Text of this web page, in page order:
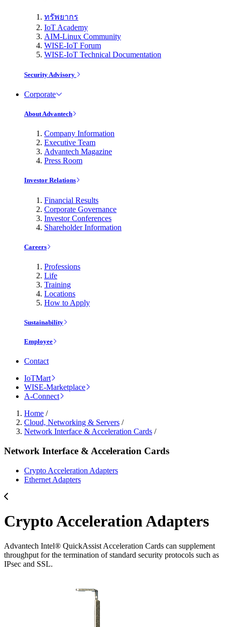
ทรัพยากร
IoT Academy
AIM-Linux Community
WISE-IoT Forum
WISE-IoT Technical Documentation
Security Advisory
Corporate
About Advantech
Company Information
Executive Team
Advantech Magazine
Press Room
Investor Relations
Financial Results
Corporate Governance
Investor Conferences
Shareholder Information
Careers
Professions
Life
Training
Locations
How to Apply
Sustainability
Employee
Contact
IoTMart
WISE-Marketplace
A-Connect
Home /
Cloud, Networking & Servers /
Network Interface & Acceleration Cards /
Network Interface & Acceleration Cards
Crypto Acceleration Adapters
Ethernet Adapters
Crypto Acceleration Adapters
Advantech Intel® QuickAssist Acceleration Cards can supplement
throughput for the termination of standard security protocols such as
IPsec and SSL.